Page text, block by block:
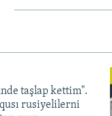
taşlap kettim".
rusiyelilerni